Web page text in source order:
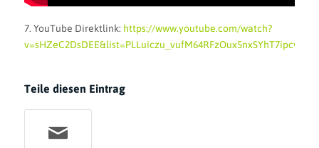
7. YouTube Direktlink: https://www.youtube.com/watch?
Teile diesen Eintrag